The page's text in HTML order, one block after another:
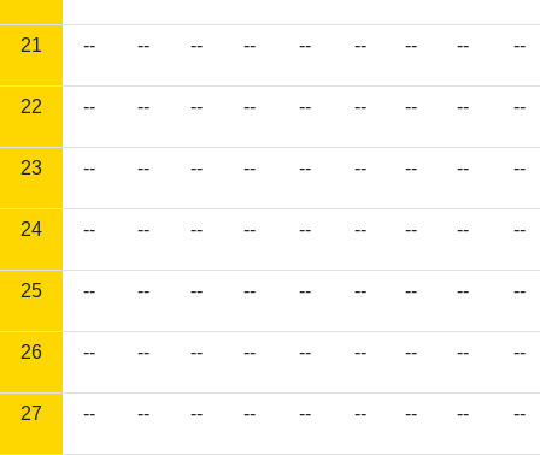
21 -- -- -- -- -- -- -- -- --
22 -- -- -- -- -- -- -- -- --
23 -- -- -- -- -- -- -- -- --
24 -- -- -- -- -- -- -- -- --
25 -- -- -- -- -- -- -- -- --
26 -- -- -- -- -- -- -- -- --
27 -- -- -- -- -- -- -- -- --